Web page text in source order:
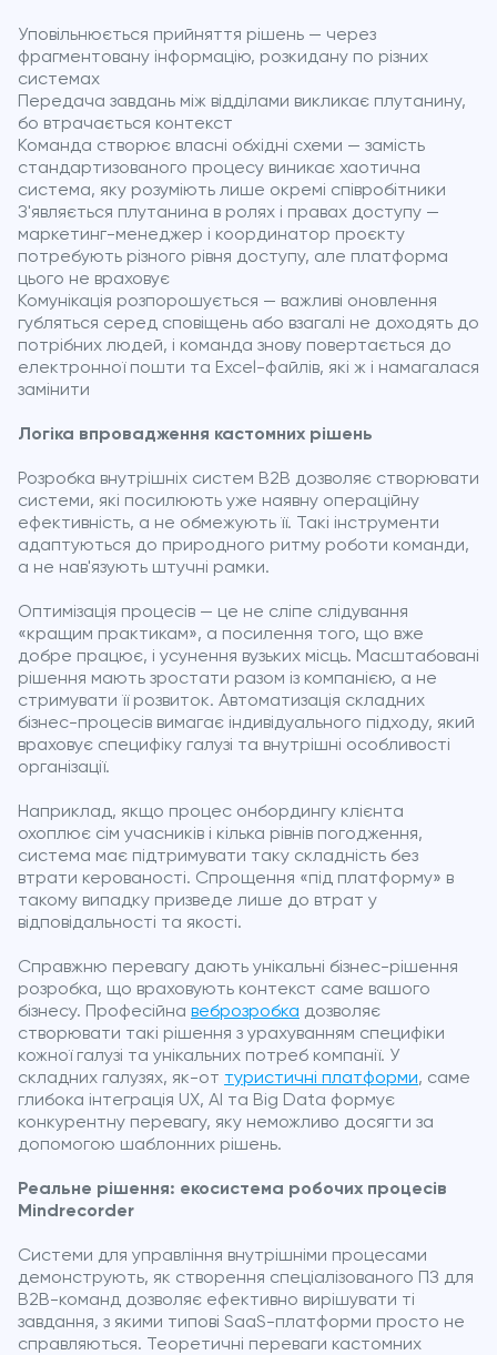
Уповільнюється прийняття рішень — через
фрагментовану інформацію, розкидану по різних
системах
Передача завдань між відділами викликає плутанину,
бо втрачається контекст
Команда створює власні обхідні схеми — замість
стандартизованого процесу виникає хаотична
система, яку розуміють лише окремі співробітники
З'являється плутанина в ролях і правах доступу —
маркетинг-менеджер і координатор проєкту
потребують різного рівня доступу, але платформа
цього не враховує
Комунікація розпорошується — важливі оновлення
губляться серед сповіщень або взагалі не доходять до
потрібних людей, і команда знову повертається до
електронної пошти та Excel-файлів, які ж і намагалася
замінити
Логіка впровадження кастомних рішень
Розробка внутрішніх систем B2B дозволяє створювати
системи, які посилюють уже наявну операційну
ефективність, а не обмежують її. Такі інструменти
адаптуються до природного ритму роботи команди,
а не нав'язують штучні рамки.
Оптимізація процесів — це не сліпе слідування
«кращим практикам», а посилення того, що вже
добре працює, і усунення вузьких місць. Масштабовані
рішення мають зростати разом із компанією, а не
стримувати її розвиток. Автоматизація складних
бізнес-процесів вимагає індивідуального підходу, який
враховує специфіку галузі та внутрішні особливості
організації.
Наприклад, якщо процес онбордингу клієнта
охоплює сім учасників і кілька рівнів погодження,
система має підтримувати таку складність без
втрати керованості. Спрощення «під платформу» в
такому випадку призведе лише до втрат у
відповідальності та якості.
Справжню перевагу дають унікальні бізнес-рішення
розробка, що враховують контекст саме вашого
бізнесу. Професійна веброзробка дозволяє
створювати такі рішення з урахуванням специфіки
кожної галузі та унікальних потреб компанії. У
складних галузях, як-от туристичні платформи, саме
глибока інтеграція UX, AI та Big Data формує
конкурентну перевагу, яку неможливо досягти за
допомогою шаблонних рішень.
Реальне рішення: екосистема робочих процесів
Mindrecorder
Системи для управління внутрішніми процесами
демонструють, як створення спеціалізованого ПЗ для
B2B-команд дозволяє ефективно вирішувати ті
завдання, з якими типові SaaS-платформи просто не
справляються. Теоретичні переваги кастомних